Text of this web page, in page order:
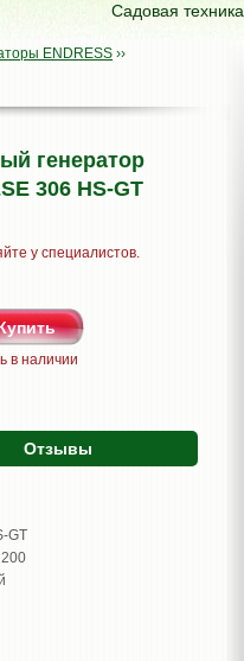
Садовая техника
ENDRESS ››
генератор
306 HS-GT
у специалистов.
в наличии
Отзывы
GT
200